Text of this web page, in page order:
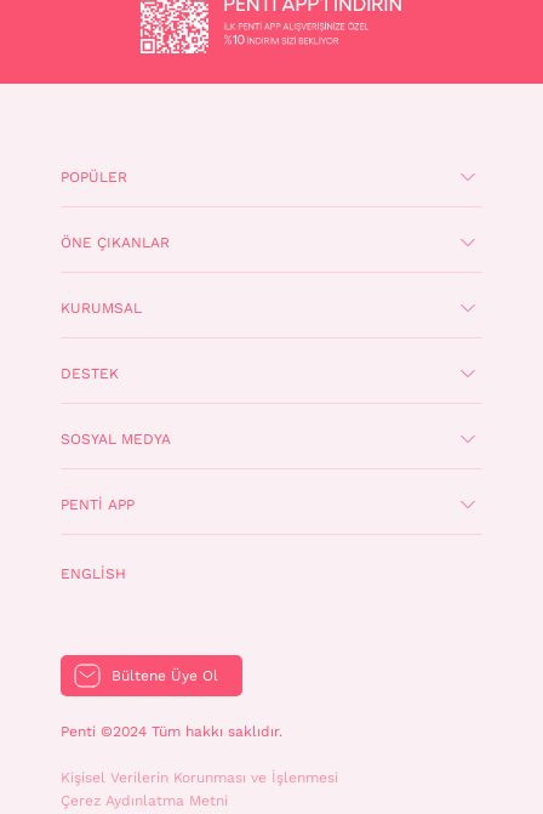
POPÜLER
ÖNE ÇIKANLAR
KURUMSAL
DESTEK
SOSYAL MEDYA
PENTI APP
ENGLISH
Bültene Üye Ol
Penti ©2024 Tüm hakkı saklıdır.
Kişisel Verilerin Korunması ve İşlenmesi
Çerez Aydınlatma Metni